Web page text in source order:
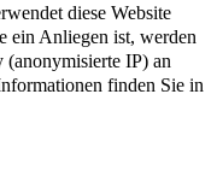
diese Website
ein Anliegen ist, werden
(anonymisierte IP) an
finden Sie in